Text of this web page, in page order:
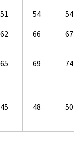
51 54 54
62 66 67
65 69 74
45 48 50